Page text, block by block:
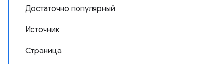
Достаточно популярный
Источник
Страница